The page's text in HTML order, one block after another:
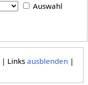
Auswahl
| Linksausblenden |